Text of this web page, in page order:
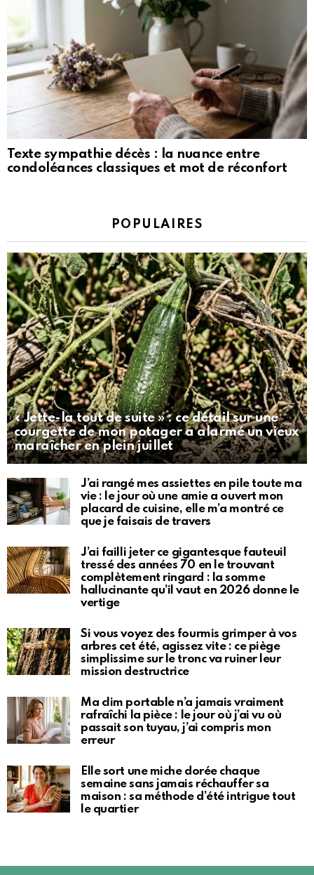
Texte sympathie décès : la nuance entre
condoléances classiques et mot de réconfort
POPULAIRES
« Jette-la tout de suite » : ce détail sur une
courgette de mon potager a alarmé un vieux
maraîcher en plein juillet
J’ai rangé mes assiettes en pile toute ma
vie : le jour où une amie a ouvert mon
placard de cuisine, elle m’a montré ce
que je faisais de travers
J’ai failli jeter ce gigantesque fauteuil
tressé des années 70 en le trouvant
complètement ringard : la somme
hallucinante qu’il vaut en 2026 donne le
vertige
Si vous voyez des fourmis grimper à vos
arbres cet été, agissez vite : ce piège
simplissime sur le tronc va ruiner leur
mission destructrice
Ma clim portable n’a jamais vraiment
rafraîchi la pièce : le jour où j’ai vu où
passait son tuyau, j’ai compris mon
erreur
Elle sort une miche dorée chaque
semaine sans jamais réchauffer sa
maison : sa méthode d’été intrigue tout
le quartier